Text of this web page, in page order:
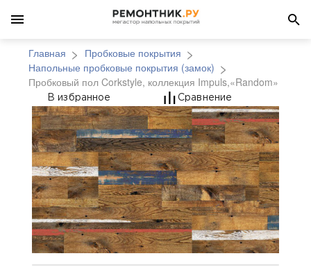
Главная
Пробковые покрытия
Напольные пробковые покрытия (замок)
Пробковый пол Corkstyle, коллекция Impuls,«Random»
Пробковый пол
В избранное Сравнение